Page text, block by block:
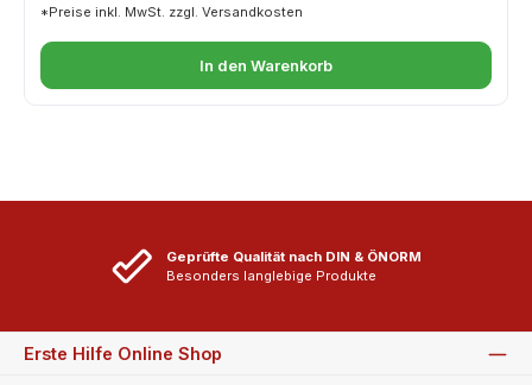
*Preise inkl. MwSt. zzgl. Versandkosten
In den Warenkorb
Geprüfte Qualität nach DIN & ÖNORM
Besonders langlebige Produkte
Erste Hilfe Online Shop